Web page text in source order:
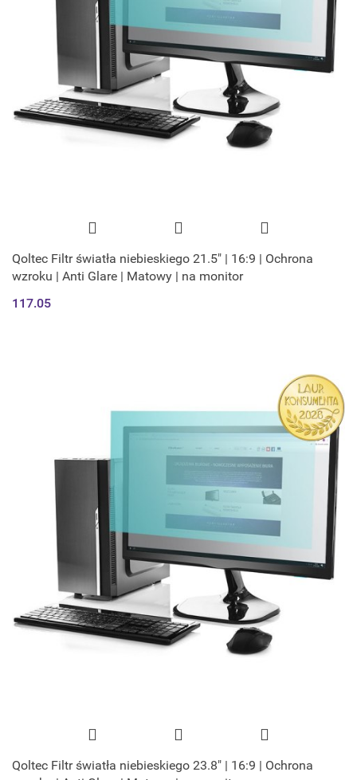
Qoltec Filtr światła niebieskiego 21.5" | 16:9 | Ochrona
wzroku | Anti Glare | Matowy | na monitor
117.05
Qoltec Filtr światła niebieskiego 23.8" | 16:9 | Ochrona